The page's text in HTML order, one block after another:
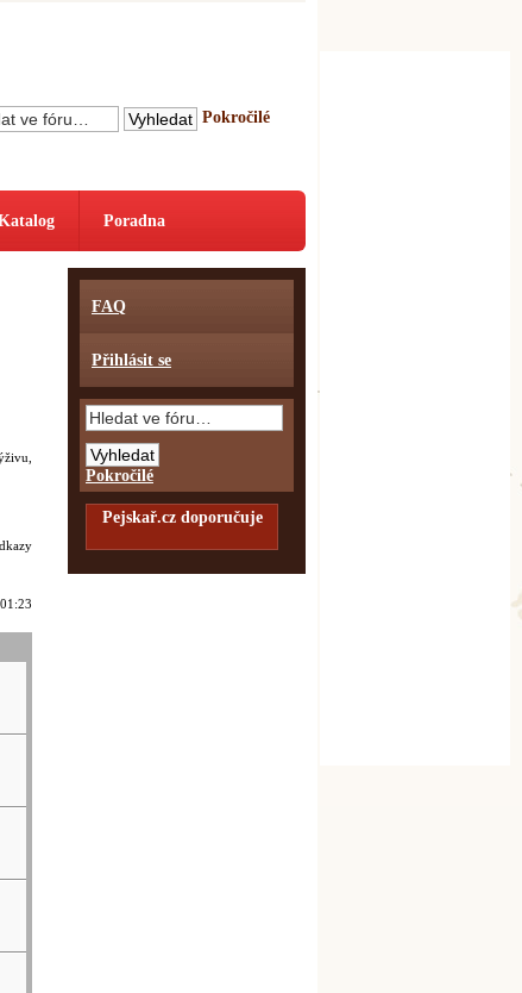
Pokročilé
Poradna
FAQ
Přihlásit se
Pokročilé
Pejskař.cz doporučuje